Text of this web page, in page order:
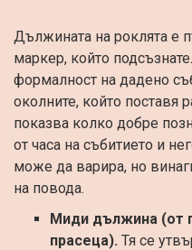
Дължината на роклята е
маркер, който
формалност на дадено
околните, който поставя
показва колко добре
от часа на събитието и
може да варира, но
на повода.
Миди дължина (от
прасеца). Тя се